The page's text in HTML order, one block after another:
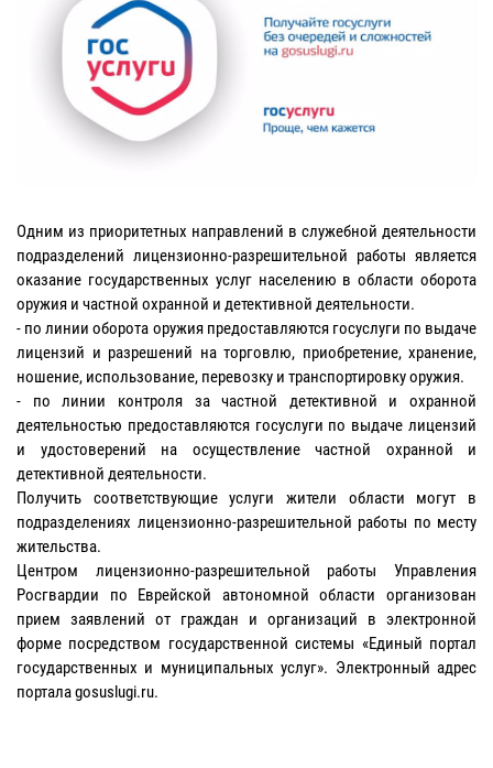
Одним из приоритетных направлений в служебной деятельности
подразделений лицензионно-разрешительной работы является
оказание государственных услуг населению в области оборота
оружия и частной охранной и детективной деятельности.
- по линии оборота оружия предоставляются госуслуги по выдаче
лицензий и разрешений на торговлю, приобретение, хранение,
ношение, использование, перевозку и транспортировку оружия.
- по линии контроля за частной детективной и охранной
деятельностью предоставляются госуслуги по выдаче лицензий
и удостоверений на осуществление частной охранной и
детективной деятельности.
Получить соответствующие услуги жители области могут в
подразделениях лицензионно-разрешительной работы по месту
жительства.
Центром лицензионно-разрешительной работы Управления
Росгвардии по Еврейской автономной области организован
прием заявлений от граждан и организаций в электронной
форме посредством государственной системы «Единый портал
государственных и муниципальных услуг». Электронный адрес
портала gosuslugi.ru.